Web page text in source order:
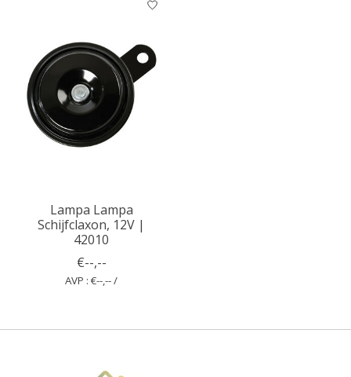
Lampa Lampa
Schijfclaxon, 12V |
42010
€--,--
AVP : €--,-- /